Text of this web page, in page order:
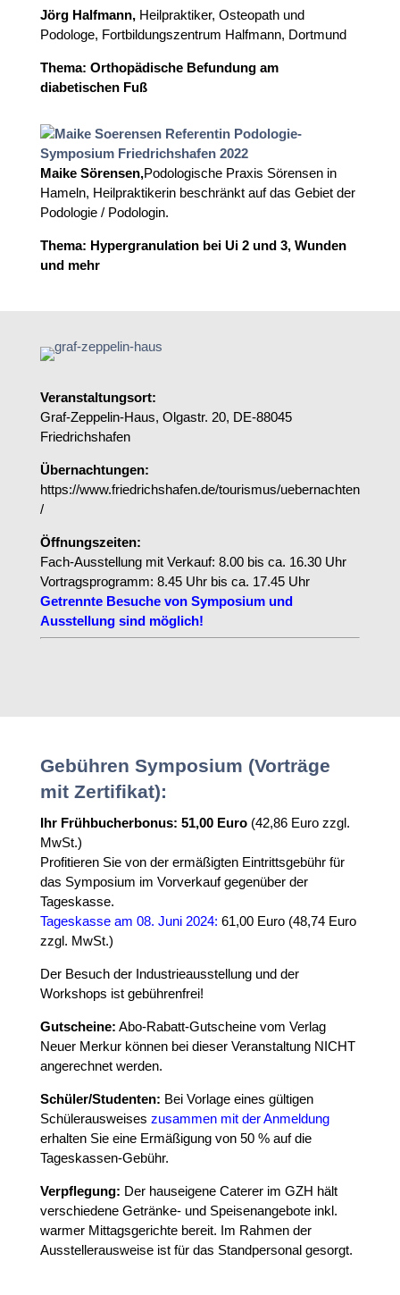
Jörg Halfmann, Heilpraktiker, Osteopath und
Podologe, Fortbildungszentrum Halfmann, Dortmund
Thema: Orthopädische Befundung am
diabetischen Fuß
Maike Sörensen,Podologische Praxis Sörensen in
Hameln, Heilpraktikerin beschränkt auf das Gebiet der
Podologie / Podologin.
Thema: Hypergranulation bei Ui 2 und 3, Wunden
und mehr
Veranstaltungsort:
Graf-Zeppelin-Haus, Olgastr. 20, DE-88045
Friedrichshafen
Übernachtungen:
https://www.friedrichshafen.de/tourismus/uebernachten
/
Öffnungszeiten:
Fach-Ausstellung mit Verkauf: 8.00 bis ca. 16.30 Uhr
Vortragsprogramm: 8.45 Uhr bis ca. 17.45 Uhr
Getrennte Besuche von Symposium und
Ausstellung sind möglich!
Gebühren Symposium (Vorträge
mit Zertifikat):
Ihr Frühbucherbonus: 51,00 Euro (42,86 Euro zzgl.
MwSt.)
Profitieren Sie von der ermäßigten Eintrittsgebühr für
das Symposium im Vorverkauf gegenüber der
Tageskasse.
Tageskasse am 08. Juni 2024: 61,00 Euro (48,74 Euro
zzgl. MwSt.)
Der Besuch der Industrieausstellung und der
Workshops ist gebührenfrei!
Gutscheine: Abo-Rabatt-Gutscheine vom Verlag
Neuer Merkur können bei dieser Veranstaltung NICHT
angerechnet werden.
Schüler/Studenten: Bei Vorlage eines gültigen
Schülerausweises zusammen mit der Anmeldung
erhalten Sie eine Ermäßigung von 50 % auf die
Tageskassen-Gebühr.
Verpflegung: Der hauseigene Caterer im GZH hält
verschiedene Getränke- und Speisenangebote inkl.
warmer Mittagsgerichte bereit. Im Rahmen der
Ausstellerausweise ist für das Standpersonal gesorgt.